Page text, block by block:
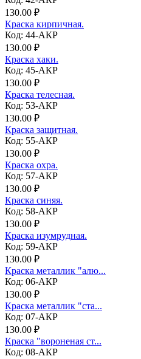
130.00 ₽
Краска кирпичная.
Код: 44-АКР
130.00 ₽
Краска хаки.
Код: 45-АКР
130.00 ₽
Краска телесная.
Код: 53-АКР
130.00 ₽
Краска защитная.
Код: 55-АКР
130.00 ₽
Краска охра.
Код: 57-АКР
130.00 ₽
Краска синяя.
Код: 58-АКР
130.00 ₽
Краска изумрудная.
Код: 59-АКР
130.00 ₽
Краска металлик "алю...
Код: 06-АКР
130.00 ₽
Краска металлик "ста...
Код: 07-АКР
130.00 ₽
Краска "вороненая ст...
Код: 08-АКР